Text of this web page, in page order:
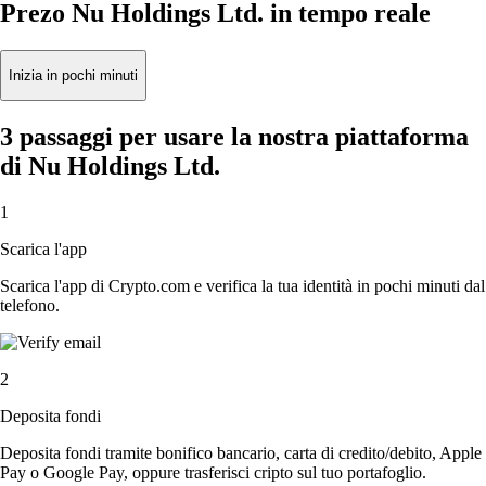
Prezo Nu Holdings Ltd. in tempo reale
Inizia in pochi minuti
3 passaggi per usare la nostra piattaforma
di Nu Holdings Ltd.
1
Scarica l'app
Scarica l'app di Crypto.com e verifica la tua identità in pochi minuti dal
telefono.
2
Deposita fondi
Deposita fondi tramite bonifico bancario, carta di credito/debito, Apple
Pay o Google Pay, oppure trasferisci cripto sul tuo portafoglio.